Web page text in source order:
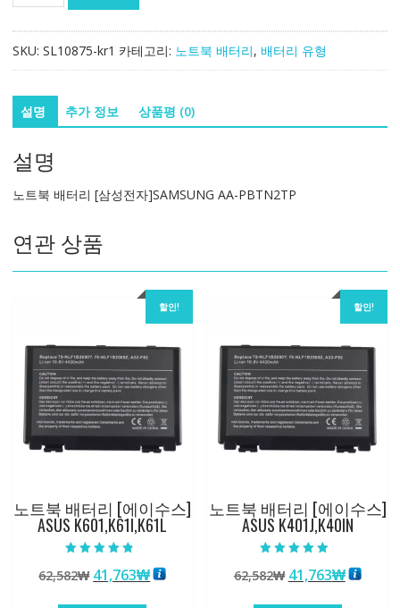
터
[삼
성
자]SAMSUNG
PBTN2TP
량
SKU: SL10875-kr1 카테고리: 노트북 배터리, 배터리 유형
설명 추가 정보 상품평 (0)
설명
노트북 배터리 [삼성전자]SAMSUNG AA-PBTN2TP
연관 상품
할인!
노트북 배터리 [에이수스]
ASUS K601,K61I,K61L
4.50
로 평가됨
62,582₩ 원
41,763₩현
할인!
노트북 배터리 [에이수스]
ASUS K401J,K40IN
5.00
로 평가됨
62,582₩ 원
41,763₩현